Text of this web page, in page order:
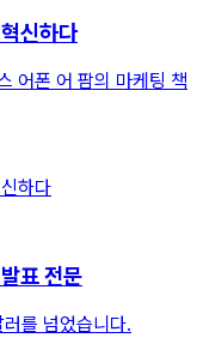
신하다
어폰 어 팜의 마케팅 책
표 전문
를 넘었습니다.